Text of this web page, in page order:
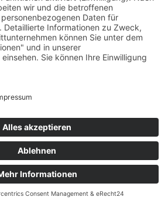
erfolgreich behandelt
2 Minuten.
Therapiekonzept aus
als in der stationären
Anrufen